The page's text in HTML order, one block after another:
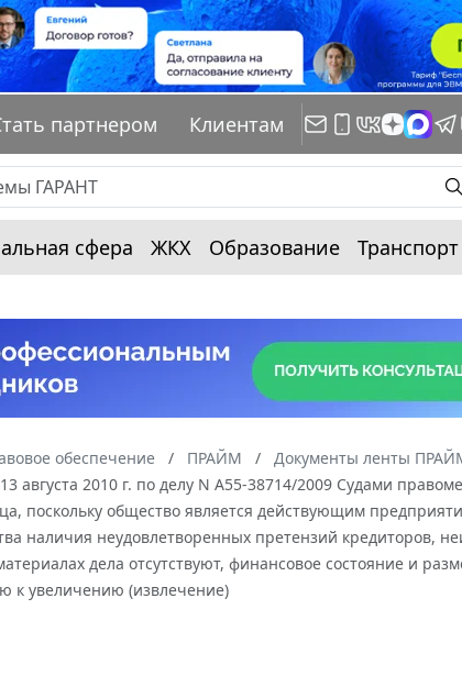
партнером Клиентам
сфера ЖКХ Образование Транспорт
обеспечение ПРАЙМ Документы ленты
августа 2010 г. по делу N А55-38714/2009 Судами
поскольку общество является действующим
наличия неудовлетворенных претензий кредиторов,
дела отсутствуют, финансовое состояние и
к увеличению (извлечение)